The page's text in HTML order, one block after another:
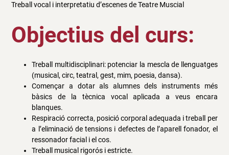
Treball vocal i interpretatiu d’escenes de Teatre Muscial
Objectius del curs:
Treball multidisciplinari: potenciar la mescla de llenguatges
(musical, circ, teatral, gest, mim, poesia, dansa).
Començar a dotar als alumnes dels instruments més
bàsics de la tècnica vocal aplicada a veus encara
blanques.
Respiració correcta, posició corporal adequada i treball per
a l’eliminació de tensions i defectes de l’aparell fonador, el
ressonador facial i el cos.
Treball musical rigorós i estricte.